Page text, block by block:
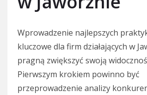
Wprowadzenie najlepszych
kluczowe dla firm działających w
pragną zwiększyć swoją
Pierwszym krokiem powinno być
przeprowadzenie analizy